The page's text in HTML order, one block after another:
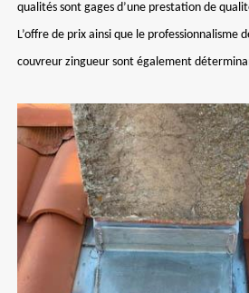
qualités sont gages d’une prestation de
L’offre de prix ainsi que le professionnalisme
couvreur zingueur sont également